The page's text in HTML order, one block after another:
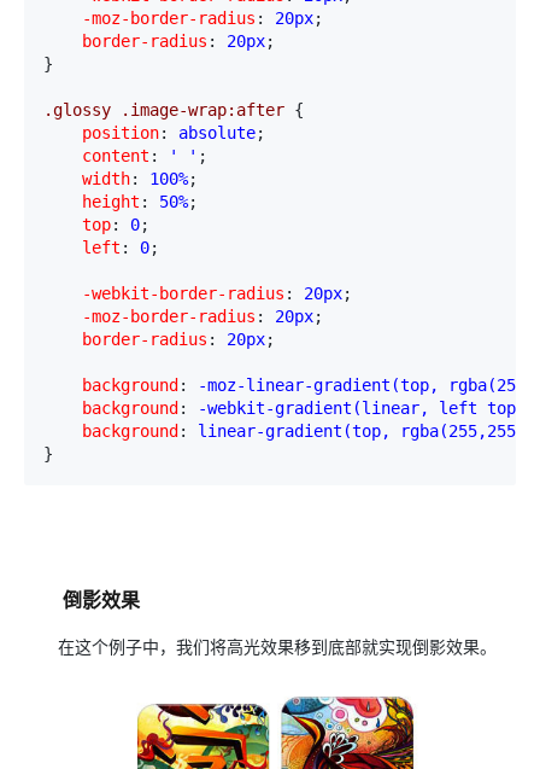
    -moz-border-radius
: 20px;
    border-radius
: 20px;
}
.glossy .image-wrap:after {
    position
: absolute;
    content
: ' ' ;
    width
: 100%;
    height
: 50%;
    top
: 0;
    left
: 0;
    -webkit-border-radius
: 20px;
    -moz-border-radius
: 20px;
    border-radius
: 20px;
    background
:
-moz-linear-gradient(top,
    background
:
-webkit-gradient(linear, left top,
    background
:
linear-gradient(top,
}
倒影效果
在这个例子中，我们将高光效果移到底部就实现倒影效果。